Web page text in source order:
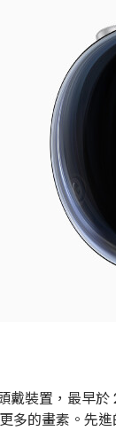
裝置，最早
多的畫素。先